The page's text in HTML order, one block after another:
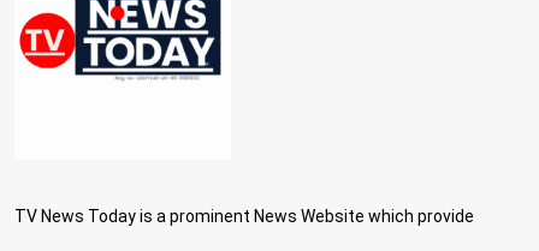
TV News Today is a prominent News Website which provide